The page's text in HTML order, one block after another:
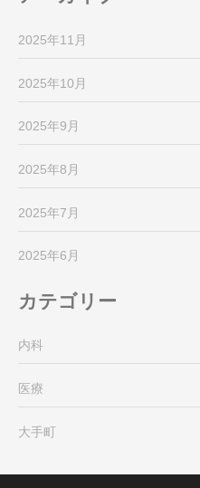
2025年11月
2025年10月
2025年9月
2025年8月
2025年7月
2025年6月
カテゴリー
内科
医療
大手町